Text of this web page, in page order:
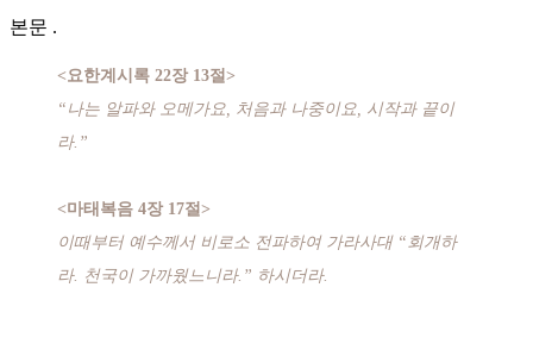
본문 .
<요한계시록 22장 13절>
“나는 알파와 오메가요, 처음과 나중이요, 시작과 끝이
라.”
<마태복음 4장 17절>
이때부터 예수께서 비로소 전파하여 가라사대 “회개하
라. 천국이 가까웠느니라.” 하시더라.